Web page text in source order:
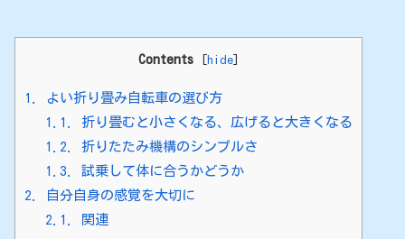
Contents hide]
1.
よい折り畳み自転車の選び方
1.1.
折り畳むと小さくなる、広げると大きくなる
1.2.
折りたたみ機構のシンプルさ
1.3.
試乗して体に合うかどうか
2.
自分自身の感覚を大切に
2.1.
関連